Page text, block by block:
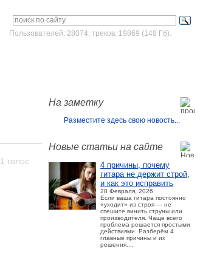
Пользователей: 28074, треков: 19869 (148 Гб).
На заметку
Разместите здесь свою новость...
Новые статьи на сайте
4 причины, почему
гитара не держит строй,
и как это исправить
28 Февраля, 2026
Если ваша гитара постоянно
«уходит» из строя — не
спешите винить струны или
производителя. Чаще всего
проблема решается простыми
действиями. Разберём 4
главные причины и их
решения....
1 голос